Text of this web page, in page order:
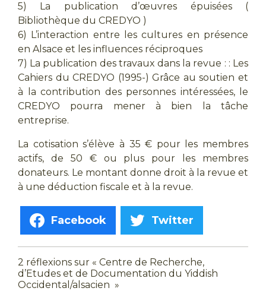
5) La publication d’œuvres épuisées (
Bibliothèque du CREDYO )
6) L’interaction entre les cultures en présence
en Alsace et les influences réciproques
7) La publication des travaux dans la revue : : Les
Cahiers du CREDYO (1995-) Grâce au soutien et
à la contribution des personnes intéressées, le
CREDYO pourra mener à bien la tâche
entreprise.
La cotisation s’élève à 35 € pour les membres
actifs, de 50 € ou plus pour les membres
donateurs. Le montant donne droit à la revue et
à une déduction fiscale et à la revue.
Facebook Twitter
2 réflexions sur « Centre de Recherche,
d’Etudes et de Documentation du Yiddish
Occidental/alsacien »